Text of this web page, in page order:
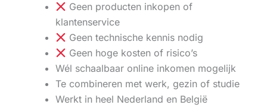
Geen producten inkopen of
klantenservice
Geen technische kennis nodig
Geen hoge kosten of risico’s
Wél schaalbaar online inkomen mogelijk
Te combineren met werk, gezin of studie
Werkt in heel Nederland en België